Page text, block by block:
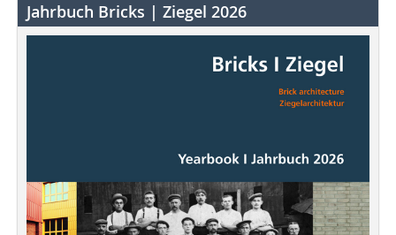
Jahrbuch Bricks | Ziegel 2026